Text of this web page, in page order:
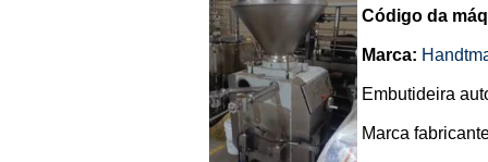
Código da
Marca:
Embutideira
Marca